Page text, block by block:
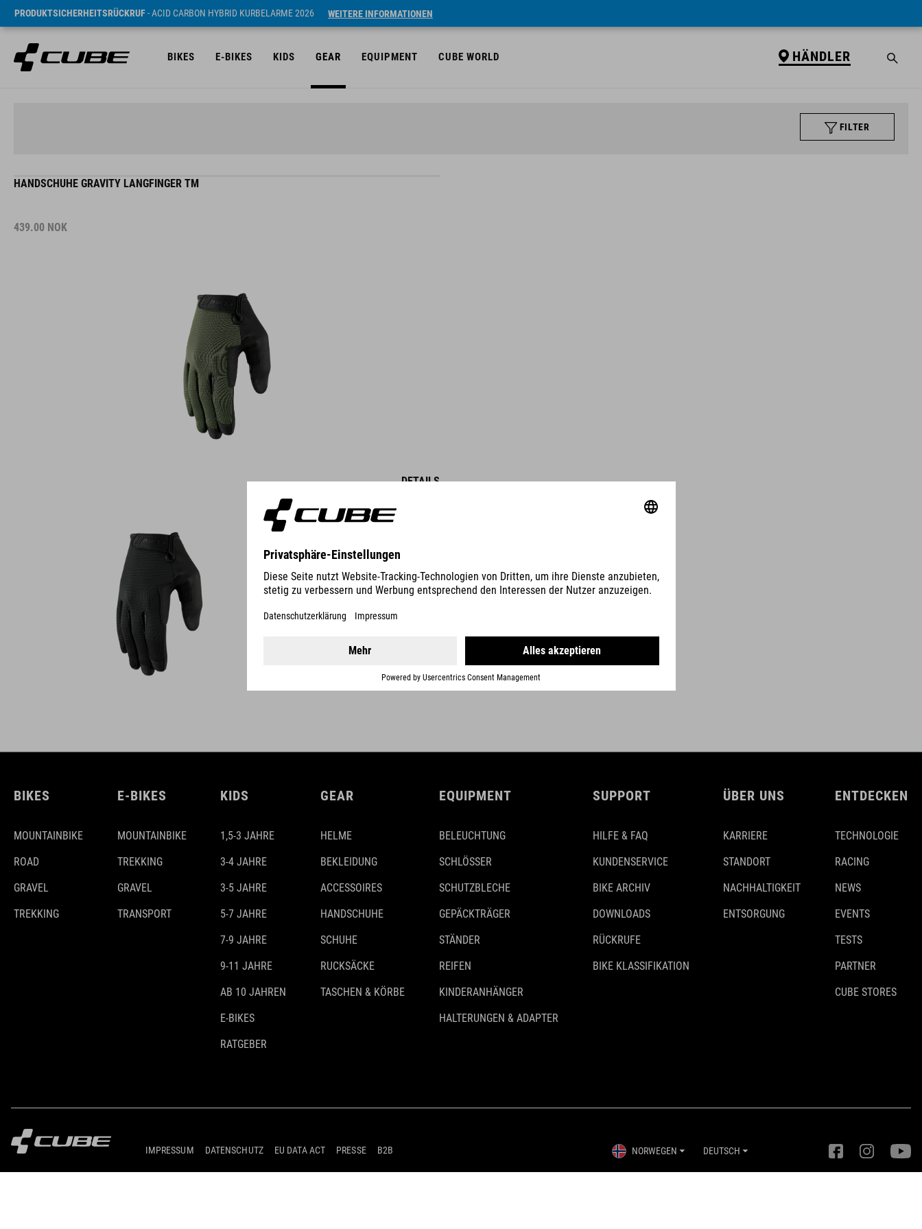
PRODUKTSICHERHEITSRÜCKRUF- ACID CARBON HYBRID KURBELARME 2026 WEITERE INFORMATIONEN
BIKES E-BIKES KIDS GEAR EQUIPMENT CUBE WORLD HÄNDLER
FILTER
HANDSCHUHE GRAVITY LANGFINGER TM
439.00 NOK
DETAILS
BIKES
MOUNTAINBIKE
ROAD
GRAVEL
TREKKING
E-BIKES
MOUNTAINBIKE
TREKKING
GRAVEL
TRANSPORT
KIDS
1,5-3 JAHRE
3-4 JAHRE
3-5 JAHRE
5-7 JAHRE
7-9 JAHRE
9-11 JAHRE
AB 10 JAHREN
E-BIKES
RATGEBER
GEAR
HELME
BEKLEIDUNG
ACCESSOIRES
HANDSCHUHE
SCHUHE
RUCKSÄCKE
TASCHEN & KÖRBE
EQUIPMENT
BELEUCHTUNG
SCHLÖSSER
SCHUTZBLECHE
GEPÄCKTRÄGER
STÄNDER
REIFEN
KINDERANHÄNGER
HALTERUNGEN & ADAPTER
SUPPORT
HILFE & FAQ
KUNDENSERVICE
BIKE ARCHIV
DOWNLOADS
RÜCKRUFE
BIKE KLASSIFIKATION
ÜBER UNS
KARRIERE
STANDORT
NACHHALTIGKEIT
ENTSORGUNG
ENTDECKEN
TECHNOLOGIE
RACING
NEWS
EVENTS
TESTS
PARTNER
CUBE STORES
IMPRESSUM DATENSCHUTZ EU DATA ACT PRESSE B2B NORWEGEN DEUTSCH